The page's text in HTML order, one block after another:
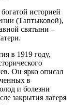
историей
(Таптыковой),
святыни –
в 1919 году,
Он ярко описал
в
и болезни
закрытия лагеря